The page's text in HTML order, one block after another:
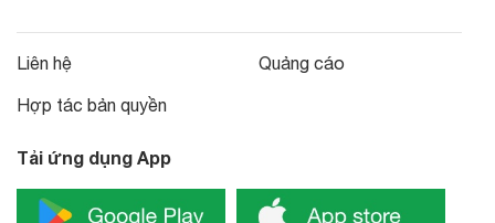
Liên hệ
Hợp tác bản quyền
Quảng cáo
Tải ứng dụng App